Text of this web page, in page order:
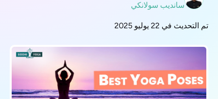
سانديب سولانكي
تم التحديث في 22 يوليو 2025